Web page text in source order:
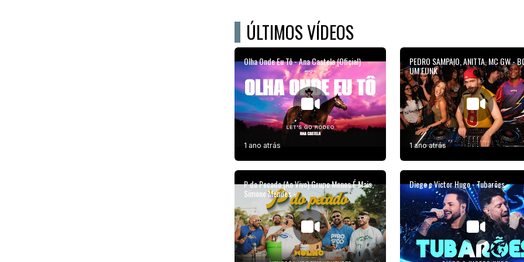
ÚLTIMOS VÍDEOS
Olha Onde Eu Tô - Ana Castela (Oficial)
1 ano atrás
PEDRO SAMPAIO, ANITTA, MC GW -
UM FUNK
1 ano atrás
P do Pecado (Ao Vivo) Grupo Menos É Mais,
Simone Mendes -
Diego e Victor Hugo - Tubarões